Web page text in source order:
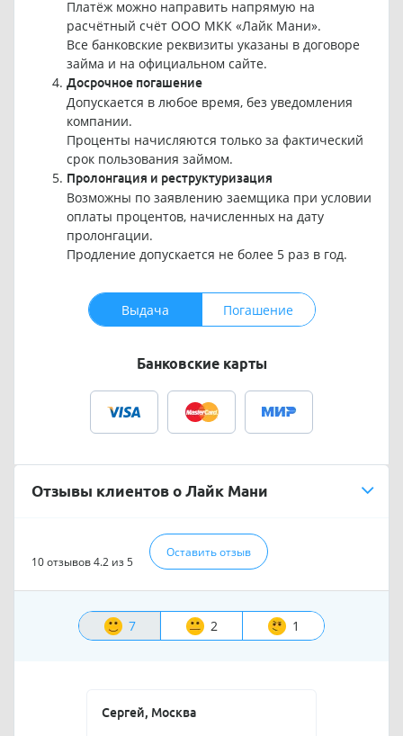
Платёж можно направить напрямую на
расчётный счёт ООО МКК «Лайк Мани».
Все банковские реквизиты указаны в договоре
займа и на официальном сайте.
Досрочное погашение
Допускается в любое время, без уведомления
компании.
Проценты начисляются только за фактический
срок пользования займом.
Пролонгация и реструктуризация
Возможны по заявлению заемщика при условии
оплаты процентов, начисленных на дату
пролонгации.
Продление допускается не более 5 раз в год.
Выдача Погашение
Банковские карты
Отзывы клиентов о Лайк Мани
10 отзывов4.2 из 5
Оставить отзыв
7 2 1
Сергей, Москва